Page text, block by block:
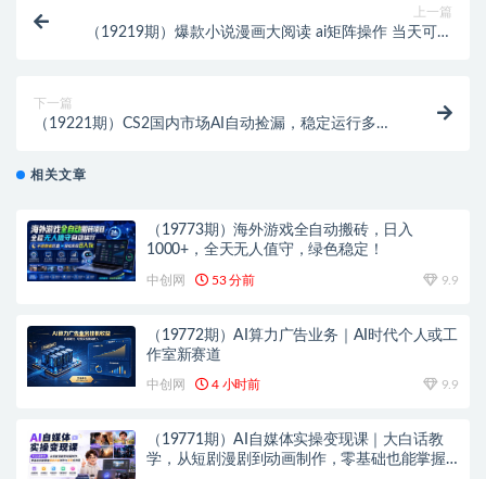
上一篇
（19219期）爆款小说漫画大阅读 ai矩阵操作 当天可见
下一篇
（19221期）CS2国内市场AI自动捡漏，稳定运行多
相关文章
（19773期）海外游戏全自动搬砖，日入
1000+，全天无人值守，绿色稳定！
中创网 53 分前 9.9
（19772期）AI算力广告业务｜AI时代个人或工
作室新赛道
中创网 4 小时前 9.9
（19771期）AI自媒体实操变现课｜大白话教
学，从短剧漫剧到动画制作，零基础也能掌握